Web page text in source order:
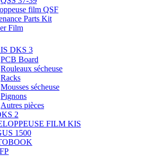
film QSF
Parts Kit
Film
DKS 3
PCB Board
Rouleaux sécheuse
Racks
Mousses sécheuse
Pignons
Autres pièces
2
FILM KIS
1500